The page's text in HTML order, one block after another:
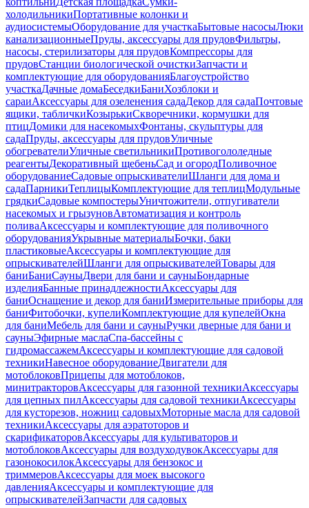
холодильникиПортативные колонки и
аудиосистемыОборудование для участкаБытовые насосыЛюки
канализационныеПруды, аксессуары для прудовФильтры,
насосы, стерилизаторы для прудовКомпрессоры для
прудовСтанции биологической очисткиЗапчасти и
комплектующие для оборудованияБлагоустройство
участкаДачные домаБеседкиБаниХозблоки и
сараиАксессуары для озеленения садаДекор для садаПочтовые
ящики, табличкиКозырькиСкворечники, кормушки для
птицДомики для насекомыхФонтаны, скульптуры для
садаПруды, аксессуары для прудовУличные
обогревателиУличные светильникиПротивогололедные
реагентыДекоративный щебеньСад и огородПоливочное
оборудованиеСадовые опрыскивателиШланги для дома и
садаПарникиТеплицыКомплектующие для теплицМодульные
грядкиСадовые компостерыУничтожители, отпугиватели
насекомых и грызуновАвтоматизация и контроль
поливаАксессуары и комплектующие для поливочного
оборудованияУкрывные материалыБочки, баки
пластиковыеАксессуары и комплектующие для
опрыскивателейШланги для опрыскивателейТовары для
баниБаниСауныДвери для бани и сауныБондарные
изделияБанные принадлежностиАксессуары для
баниОснащение и декор для баниИзмерительные приборы для
баниФитобочки, купелиКомплектующие для купелейОкна
для баниМебель для бани и сауныРучки дверные для бани и
сауныЭфирные маслаСпа-бассейны с
гидромассажемАксессуары и комплектующие для садовой
техникиНавесное оборудованиеДвигатели для
мотоблоковПрицепы для мотоблоков,
минитракторовАксессуары для газонной техникиАксессуары
для цепных пилАксессуары для садовой техникиАксессуары
для кусторезов, ножниц садовыхМоторные масла для садовой
техникиАксессуары для аэратоторов и
скарификаторовАксессуары для культиваторов и
мотоблоковАксессуары для воздуходувокАксессуары для
газонокосилокАксессуары для бензокос и
триммеровАксессуары для моек высокого
давленияАксессуары и комплектующие для
опрыскивателейЗапчасти для садовых